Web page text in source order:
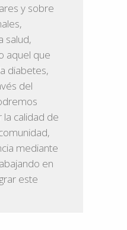
y sobre
salud,
aquel que
diabetes,
del
calidad de
mediante
en
este